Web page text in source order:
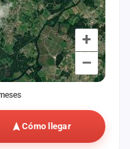
+
–
Cómo llegar